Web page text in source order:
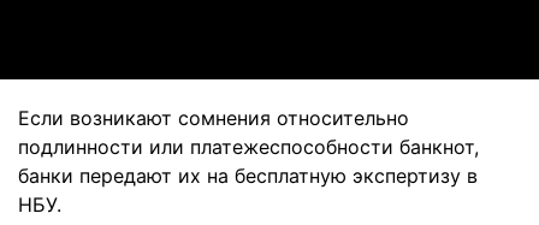
Если возникают сомнения относительно
подлинности или платежеспособности банкнот,
банки передают их на бесплатную экспертизу в
НБУ.